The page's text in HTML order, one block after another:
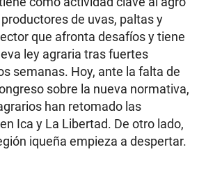
de uvas, paltas y
que afronta desafíos y tiene
ley agraria tras fuertes
semanas. Hoy, ante la falta de
sobre la nueva normativa,
han retomado las
Ica y La Libertad. De otro lado,
iqueña empieza a despertar.